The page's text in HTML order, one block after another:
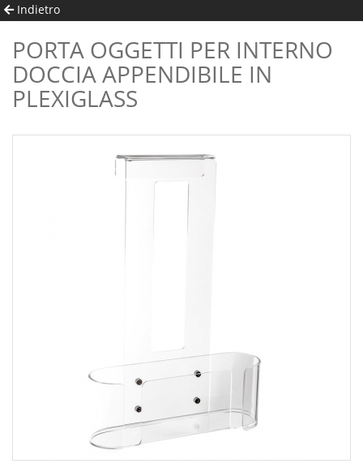
Indietro
PORTA OGGETTI PER INTERNO
DOCCIA APPENDIBILE IN
PLEXIGLASS